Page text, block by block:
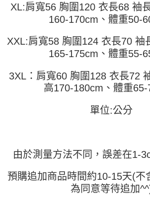
帳／街口支付／iPASS MONEY」等通路繳費。
用戶於交易時，得透過本服務購買商品或服務，並
買賣價金債權讓與本公司後，依約使用本公司帳單繳
2.基於同意付款使用「大哥付你分期」之契約關係目
由本公司與您本人進行分期帳單所需資料之確認、核
3.完整用戶服務條款，請詳閱以下連結：https://
２．訂單成立數日內，您將收到繳費通知簡訊。
３．收到繳費通知簡訊後14天內，點擊此簡訊中的
ATM／網路銀行／等多元方式進行付款，方視為交
※ 請注意：結帳手續完成當下不需立刻繳費，但若
購買商品的店家。未經商家同意取消之訂單仍視為
後付繳納相關費用。
是否繳費成功／繳費後需取消欲退款等相關疑問，
客戶支援中心」https://
１．透過由恩沛科技股份有限公司提供之「AFTEE
易，需依本服務之必要範圍內提供個人資料，並將交
３．未成年的使用者請事先徵得法定代理人或監護
「AFTEE先享後付」，若未經同意申辦者引起之損
４．使用「AFTEE先享後付」時，將依據個別帳號
時審查核予不同之上限額度；若仍有額度不足之情形
每筆NT$45
每筆NT$45，滿NT$499(含以上)免運費
每筆NT$45，滿NT$499(含以上)免運費
每筆NT$70，滿NT$499(含以上)免運費
XL:肩寬56 胸圍120 衣長68 袖
160-170cm、體重50-
XXL:肩寬58 胸圍124 衣長70 袖
165-175cm、體重55-
3XL：肩寬60 胸圍128 衣長72
高170-180cm、體重65-
單位:公分
由於測量方法不同，誤差在1-
預購追加商品時間約10-15天(不
為同意等待追加